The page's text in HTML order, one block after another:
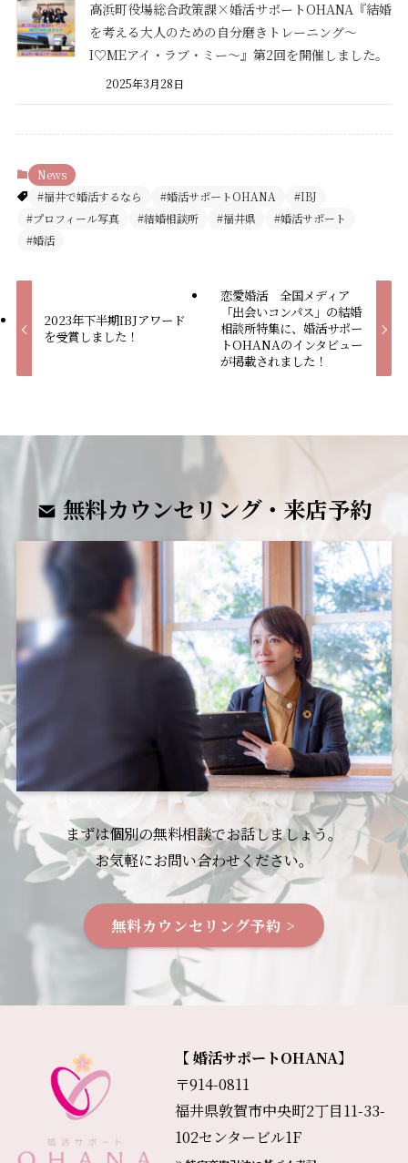
高浜町役場総合政策課×婚活サポートOHANA『結婚
を考える大人のための自分磨きトレーニング〜
I♡MEアイ・ラブ・ミー〜』第2回を開催しました。
2025年3月28日
News
#福井で婚活するなら
#婚活サポートOHANA
#IBJ
#プロフィール写真
#結婚相談所 #福井県
#婚活サポート
#婚活
2023年下半期IBJアワード
を受賞しました！
恋愛婚活 全国メディア
「出会いコンパス」の結婚
相談所特集に、婚活サポー
トOHANAのインタビュー
が掲載されました！
無料カウンセリング・来店予約
まずは個別の無料相談でお話しましょう。
お気軽にお問い合わせください。
無料カウンセリング予約 >
【 婚活サポートOHANA】
〒914-0811
福井県敦賀市中央町2丁目11-33-
102センタービル1F